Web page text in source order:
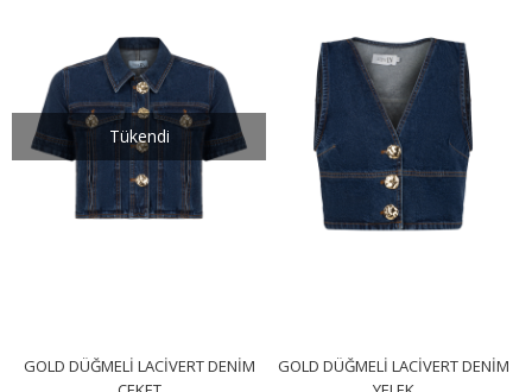
Tükendi
GOLD DÜĞMELI LACIVERT DENIM
GOLD DÜĞMELI LACIVERT DENIM